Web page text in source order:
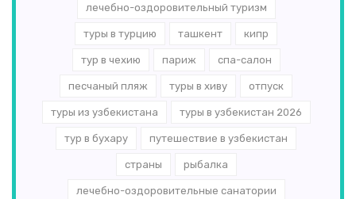
лечебно-оздоровительный туризм
туры в турцию ташкент кипр
тур в чехию париж спа-салон
песчаный пляж туры в хиву отпуск
туры из узбекистана туры в узбекистан 2026
тур в бухару путешествие в узбекистан
страны рыбалка
лечебно-оздоровительные санатории